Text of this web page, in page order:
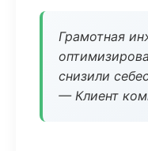
Грамотная
снизили
— Клиент